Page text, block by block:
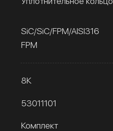
SiC/SiC/FPM/AISI316
FPM
8К
53011101
Комплект